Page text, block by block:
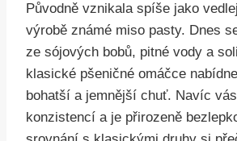
Původně vznikala spíše jako
výrobě známé miso pasty. Dnes
ze sójových bobů, pitné vody a
klasické pšeničné omáčce
bohatší a jemnější chuť. Navíc
konzistencí a je přirozeně